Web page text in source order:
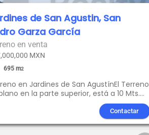
de San Agustin, San
Garza García
en venta
MXN
695m2
en Jardines de San AgustínEl Terreno
en la parte superior, está a 10 Mts.
nivel de calleAgenda tu cita hoy.
Contactar